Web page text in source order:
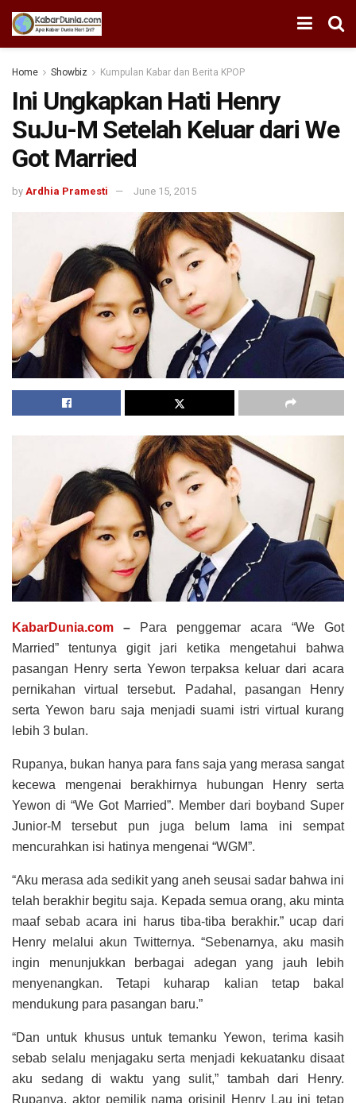
Home Showbiz Kumpulan Kabar dan Berita KPOP
Ini Ungkapkan Hati Henry
SuJu-M Setelah Keluar dari We
Got Married
by Ardhia Pramesti June 15, 2015
KabarDunia.com – Para penggemar acara “We Got
Married” tentunya gigit jari ketika mengetahui bahwa
pasangan Henry serta Yewon terpaksa keluar dari acara
pernikahan virtual tersebut. Padahal, pasangan Henry
serta Yewon baru saja menjadi suami istri virtual kurang
lebih 3 bulan.
Rupanya, bukan hanya para fans saja yang merasa sangat
kecewa mengenai berakhirnya hubungan Henry serta
Yewon di “We Got Married”. Member dari boyband Super
Junior-M tersebut pun juga belum lama ini sempat
mencurahkan isi hatinya mengenai “WGM”.
“Aku merasa ada sedikit yang aneh seusai sadar bahwa ini
telah berakhir begitu saja. Kepada semua orang, aku minta
maaf sebab acara ini harus tiba-tiba berakhir.” ucap dari
Henry melalui akun Twitternya. “Sebenarnya, aku masih
ingin menunjukkan berbagai adegan yang jauh lebih
menyenangkan. Tetapi kuharap kalian tetap bakal
mendukung para pasangan baru.”
“Dan untuk khusus untuk temanku Yewon, terima kasih
sebab selalu menjagaku serta menjadi kekuatanku disaat
aku sedang di waktu yang sulit,” tambah dari Henry.
Rupanya, aktor pemilik nama orisinil Henry Lau ini tetap